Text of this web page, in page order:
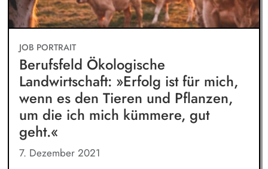
JOB PORTRAIT
Berufsfeld Ökologische
Landwirtschaft: »Erfolg ist für mich,
wenn es den Tieren und Pflanzen,
um die ich mich kümmere, gut
geht.«
7. Dezember 2021